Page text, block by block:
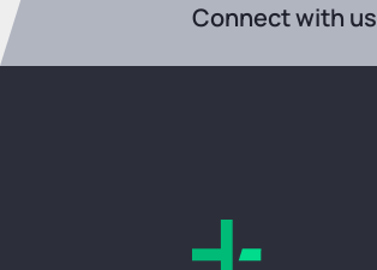
Connect with us